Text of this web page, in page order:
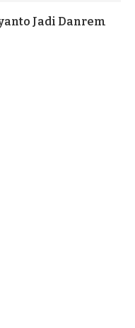
Jadi Danrem